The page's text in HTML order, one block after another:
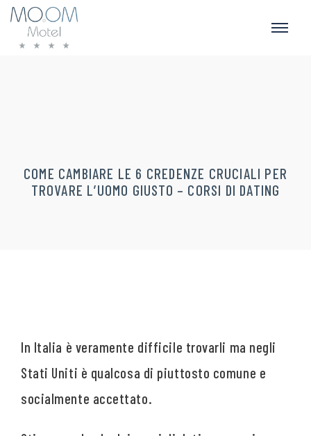
COME CAMBIARE LE 6 CREDENZE CRUCIALI PER
TROVARE L’UOMO GIUSTO – CORSI DI DATING
In Italia è veramente difficile trovarli ma negli
Stati Uniti è qualcosa di piuttosto comune e
socialmente accettato.